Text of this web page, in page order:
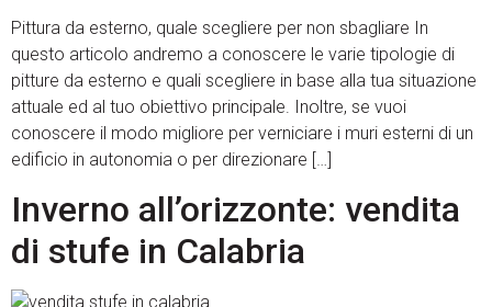
Pittura da esterno, quale scegliere per non sbagliare In
questo articolo andremo a conoscere le varie tipologie di
pitture da esterno e quali scegliere in base alla tua situazione
attuale ed al tuo obiettivo principale. Inoltre, se vuoi
conoscere il modo migliore per verniciare i muri esterni di un
edificio in autonomia o per direzionare […]
Inverno all’orizzonte: vendita
di stufe in Calabria